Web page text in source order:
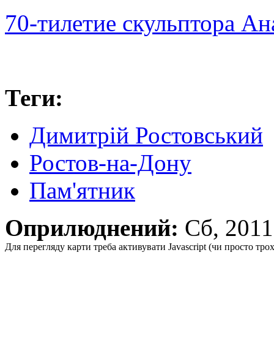
70-тилетие скульптора
Теги:
Димитрій Ростовський
Ростов-на-Дону
Пам'ятник
Оприлюднений: Сб,
Для перегляду карти треба активувати Javascript (чи просто